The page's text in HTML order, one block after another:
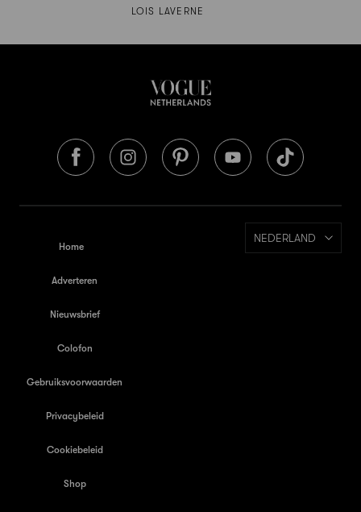
LOIS LAVERNE
Home
Adverteren
Nieuwsbrief
Colofon
Gebruiksvoorwaarden
Privacybeleid
Cookiebeleid
Shop
NEDERLAND